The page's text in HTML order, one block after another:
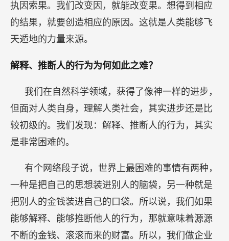
执因索果。我们改变因，就能改变果。想得到相应
的结果，就要创造相应的原因。这就是人类能够飞
天遁地的力量来源。
解释、推断人的行为为何如此之难？
我们在自然科学领域，获得了像神一样的进步，
但面对人类自身，理解人类社会，其实进步还是比
较初级的。我们发现：解释、推断人的行为，其实
是非常困难的。
有个网络段子说，世界上最困难的事情有两种，
一种是把自己的思想装进别人的脑袋，另一种就是
把别人的金钱装进自己的口袋。所以说，我们如果
能够解释、能够推断他人的行为，那就意味着源源
不断的金钱、滚滚而来的财富。所以，我们做企业